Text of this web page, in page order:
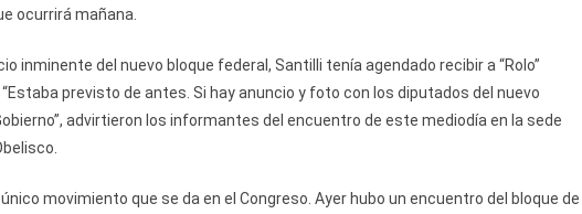
ocurrirá mañana.
inminente del nuevo bloque federal, Santilli tenía agendado recibir a “Rolo”
previsto de antes. Si hay anuncio y foto con los diputados del nuevo
advirtieron los informantes del encuentro de este mediodía en la sede
movimiento que se da en el Congreso. Ayer hubo un encuentro del bloque de